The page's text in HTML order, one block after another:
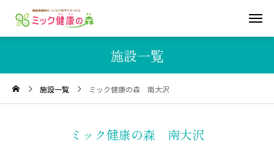
施設一覧
施設一覧 ミック健康の森 南大沢
ミック健康の森 南大沢